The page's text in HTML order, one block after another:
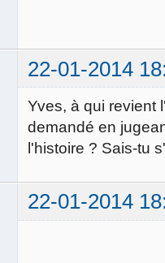
22-01-2014
Yves, à qui revient
demandé en
l'histoire ? Sais-tu
22-01-2014